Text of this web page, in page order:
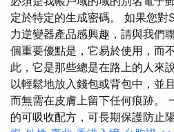
定於特定的生成密碼。 如果您對
力逆變器產品感興趣，請與我們
個重要優點是，它易於使用，而
此，它是那些總是在路上的人來
以輕鬆地放入錢包或背包中，並
而無需在皮膚上留下任何痕跡。
的可吸收配方，可長期保護防止